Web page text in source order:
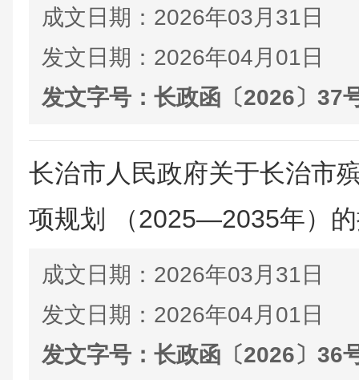
成文日期： 2026年03月31日
发文日期： 2026年04月01日
发文字号： 长政函〔2026〕37
长治市人民政府关于长治市
项规划 （2025—2035年）
成文日期： 2026年03月31日
发文日期： 2026年04月01日
发文字号： 长政函〔2026〕36